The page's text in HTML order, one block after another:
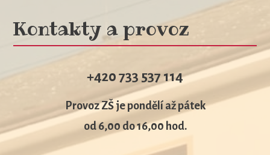
Kontakty a provoz
+420 733 537 114
Provoz ZŠ je pondělí až pátek
od 6,00 do 16,00 hod.